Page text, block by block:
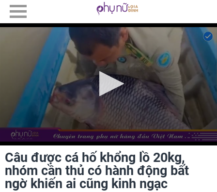
Câu được cá hố khổng lồ 20kg,
nhóm cần thủ có hành động bất
ngờ khiến ai cũng kinh ngạc